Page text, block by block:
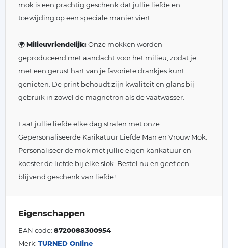
mok is een prachtig geschenk dat jullie liefde en
toewijding op een speciale manier viert.
🌍 Milieuvriendelijk:Onze mokken worden
geproduceerd met aandacht voor het milieu, zodat je
met een gerust hart van je favoriete drankjes kunt
genieten. De print behoudt zijn kwaliteit en glans bij
gebruik in zowel de magnetron als de vaatwasser.
Laat jullie liefde elke dag stralen met onze
Gepersonaliseerde Karikatuur Liefde Man en Vrouw Mok.
Personaliseer de mok met jullie eigen karikatuur en
koester de liefde bij elke slok. Bestel nu en geef een
blijvend geschenk van liefde!
Eigenschappen
EAN code: 8720088300954
Merk: TURNED Online